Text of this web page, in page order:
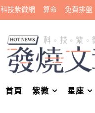
科技紫微網 算命 免費排盤
首頁 紫微 星座